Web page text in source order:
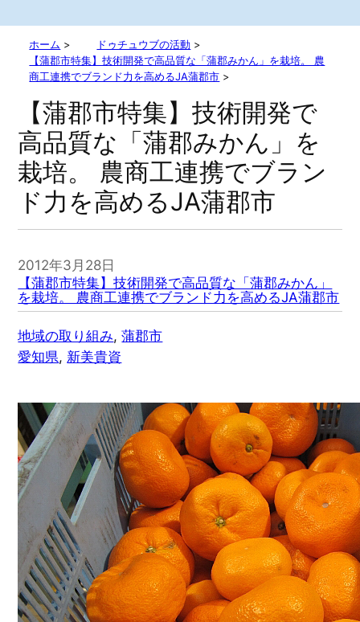
ホーム > ドゥチュウブの活動 >
【蒲郡市特集】技術開発で高品質な「蒲郡みかん」を栽培。 農
商工連携でブランド力を高めるJA蒲郡市 >
【蒲郡市特集】技術開発で
高品質な「蒲郡みかん」を
栽培。 農商工連携でブラン
ド力を高めるJA蒲郡市
2012年3月28日
【蒲郡市特集】技術開発で高品質な「蒲郡みかん」
を栽培。 農商工連携でブランド力を高めるJA蒲郡市
地域の取り組み, 蒲郡市
愛知県, 新美貴資